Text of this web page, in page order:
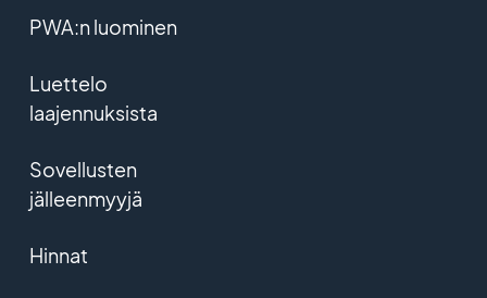
PWA:n luominen
Luettelo
laajennuksista
Sovellusten
jälleenmyyjä
Hinnat